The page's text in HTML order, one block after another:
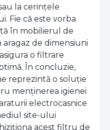
la cerințele
Fie că este vorba
în mobilierul de
de dimensiuni
o filtrare
În concluzie,
reprezintă o soluție
menținerea igienei
electrocasnice
site-ului
acest filtru de